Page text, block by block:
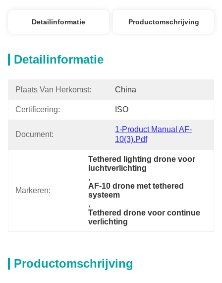
Detailinformatie Productomschrijving
Detailinformatie
Plaats Van Herkomst: China
Certificering: ISO
Document:
1-Product Manual AF-
10(3).pdf
Markeren:
Tethered lighting drone voor
luchtverlichting
,
AF-10 drone met tethered
systeem
,
Tethered drone voor continue
verlichting
Productomschrijving